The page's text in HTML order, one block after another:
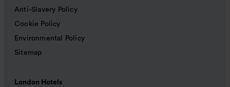
Anti-Slavery Policy
Cookie Policy
Environmental Policy
Sitemap
London Hotels